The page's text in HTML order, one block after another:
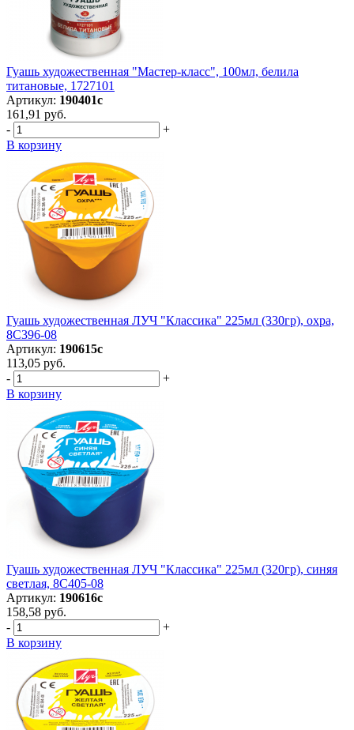
Гуашь художественная "Мастер-класс", 100мл, белила
титановые, 1727101
Артикул: 190401с
161,91 руб.
-
+
В корзину
Гуашь художественная ЛУЧ "Классика" 225мл (330гр), охра,
8С396-08
Артикул: 190615с
113,05 руб.
-
+
В корзину
Гуашь художественная ЛУЧ "Классика" 225мл (320гр), синяя
светлая, 8С405-08
Артикул: 190616с
158,58 руб.
-
+
В корзину